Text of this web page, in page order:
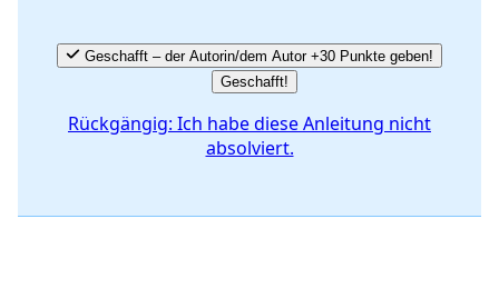
Geschafft – der Autorin/dem Autor +30 Punkte geben!
Geschafft!
Rückgängig: Ich habe diese Anleitung nicht
absolviert.